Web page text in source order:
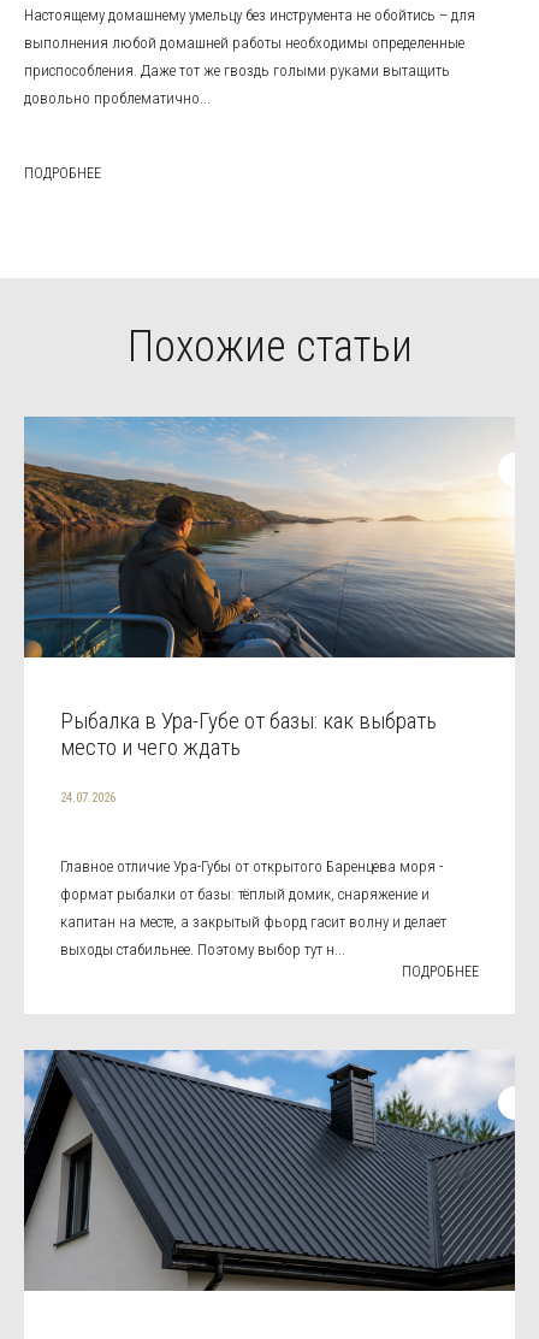
Настоящему домашнему умельцу без инструмента не обойтись – для
выполнения любой домашней работы необходимы определенные
приспособления. Даже тот же гвоздь голыми руками вытащить
довольно проблематично...
ПОДРОБНЕЕ
Похожие статьи
Рыбалка в Ура-Губе от базы: как выбрать
место и чего ждать
24.07.2026
Главное отличие Ура-Губы от открытого Баренцева моря -
формат рыбалки от базы: тёплый домик, снаряжение и
капитан на месте, а закрытый фьорд гасит волну и делает
выходы стабильнее. Поэтому выбор тут н...
ПОДРОБНЕЕ